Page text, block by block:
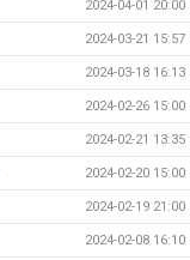
2024-04-01 20:00
2024-03-21 15:57
2024-03-18 16:13
2024-02-26 15:00
2024-02-21 13:35
2024-02-20 15:00
2024-02-19 21:00
2024-02-08 16:10